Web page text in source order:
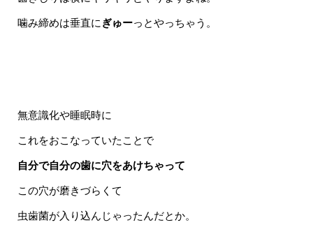
噛み締めは垂直に ぎゅーっとやっちゃう。
無意識化や睡眠時に
これをおこなっていたことで
自分で自分の歯に穴をあけちゃって
この穴が磨きづらくて
虫歯菌が入り込んじゃったんだとか。